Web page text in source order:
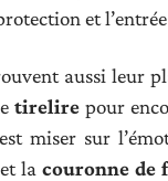
et
aussi leur
tirelirepour
miser sur
lacouronne de